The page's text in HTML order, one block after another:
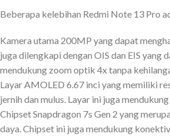
Beberapa kelebihan Redmi Note 13 Pro
Kamera utama 200MP yang dapat
juga dilengkapi dengan OIS dan EIS
mendukung zoom optik 4x tanpa
Layar AMOLED 6.67 inci yang memiliki
jernih dan mulus. Layar ini juga
Chipset Snapdragon 7s Gen 2 yang
daya. Chipset ini juga mendukung